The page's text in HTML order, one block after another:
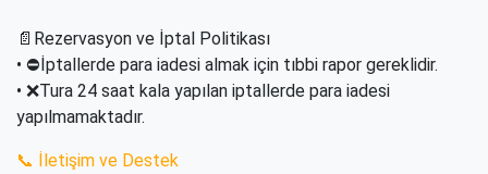
📄Rezervasyon ve İptal Politikası
• ⛔İptallerde para iadesi almak için tıbbi rapor gereklidir.
• ❌Tura 24 saat kala yapılan iptallerde para iadesi
yapılmamaktadır.
📞 İletişim ve Destek